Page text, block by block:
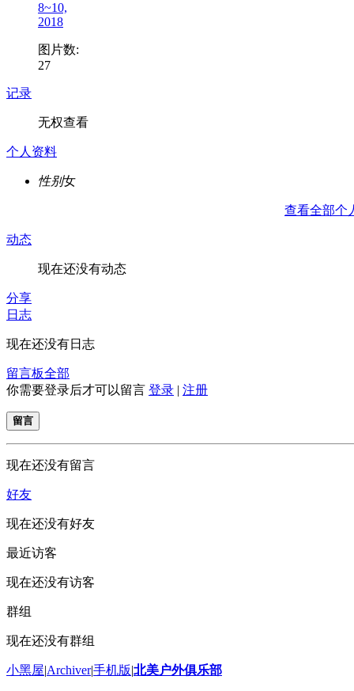
8~10,
2018
图片数:
27
记录
无权查看
个人资料
性别女
查看全部个
动态
现在还没有动态
分享
日志
现在还没有日志
留言板全部
你需要登录后才可以留言 登录 | 注册
留言
现在还没有留言
好友
现在还没有好友
最近访客
现在还没有访客
群组
现在还没有群组
小黑屋|Archiver|手机版|北美户外俱乐部